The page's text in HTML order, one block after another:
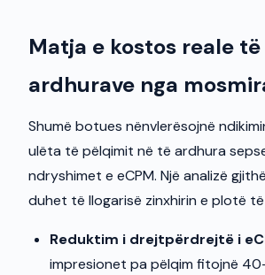
Matja e kostos reale
ardhurave nga
Shumë botues nënvlerësojnë
ulëta të pëlqimit në të ardhura
ndryshimet e eCPM. Një analizë
duhet të llogarisë zinxhirin e plotë
Reduktim i drejtpërdrejtë i
impresionet pa pëlqim fitojnë